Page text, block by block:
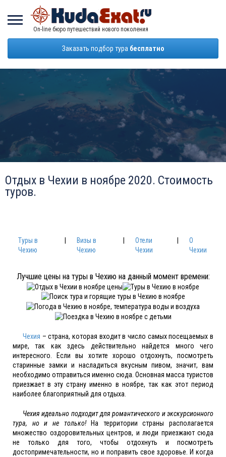
On-line бюро путешествий нового поколения
Заказать подбор тура бесплатно
Отдых в Чехии в ноябре 2020. Стоимость
туров.
Туры в
Чехию
Визы в
Чехию
Отели
Чехии
О
Чехии
Лучшие цены на туры в Чехию на данный момент времени:
Чехия – страна, которая входит в число самых посещаемых в
мире, так как здесь действительно найдется много чего
интересного. Если вы хотите хорошо отдохнуть, посмотреть
старинные замки и насладиться вкусным пивом, значит, вам
необходимо отправиться именно сюда. Основная масса туристов
приезжает в эту страну именно в ноябре, так как этот период
наиболее благоприятный для отдыха.
Чехия идеально подходит для романтического и экскурсионного
тура, но и не только!На территории страны располагается
множество оздоровительных центров, и люди приезжают сюда
не только для того, чтобы отдохнуть и посмотреть
достопримечательности, но и поправить свое здоровье. И когда